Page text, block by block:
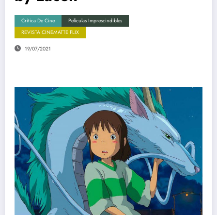
Crítica De Cine
Películas Imprescindibles
REVISTA CINEMATTE FLIX
19/07/2021